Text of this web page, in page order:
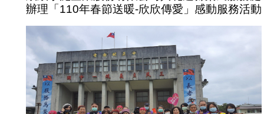
辦理「110年春節送暖-欣欣傳愛」感動服務活動